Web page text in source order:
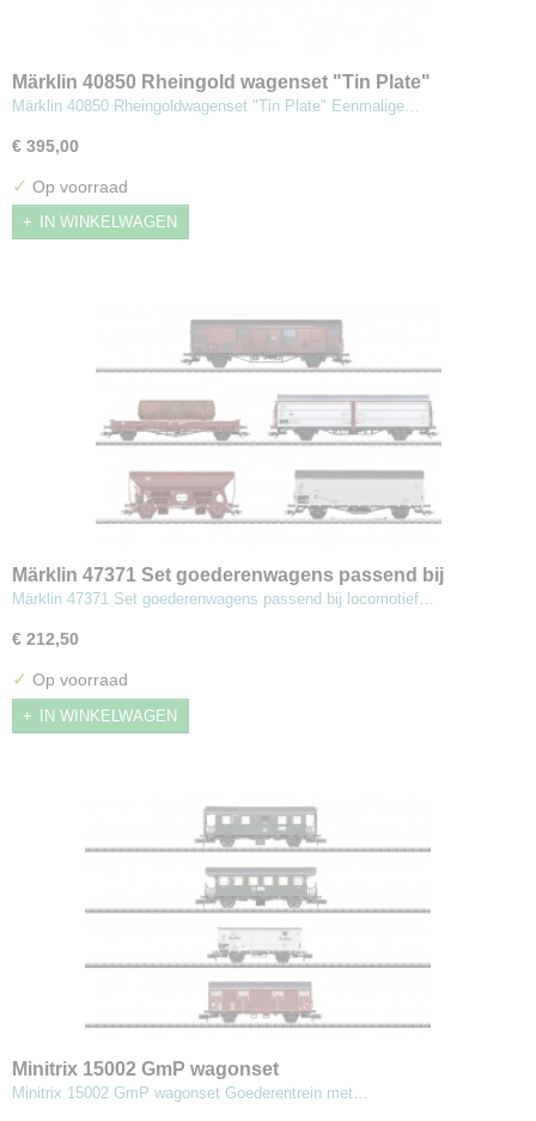
Märklin 40850 Rheingold wagenset "Tin Plate"
Märklin 40850 Rheingoldwagenset "Tin Plate" Eenmalige…
€ 395,00
✓ Op voorraad
IN WINKELWAGEN
Märklin 47371 Set goederenwagens passend bij
locomotief type 193
Märklin 47371 Set goederenwagens passend bij locomotief…
€ 212,50
✓ Op voorraad
IN WINKELWAGEN
Minitrix 15002 GmP wagonset
Minitrix 15002 GmP wagonset Goederentrein met…